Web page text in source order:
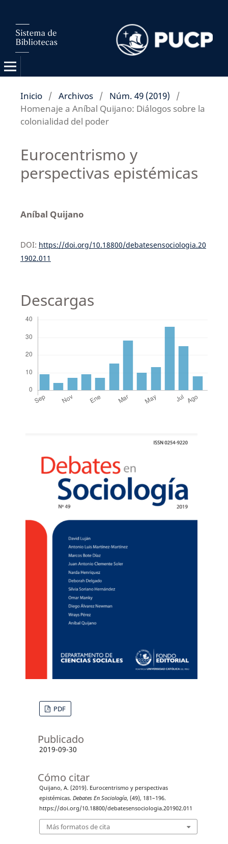
Inicio / Archivos / Núm. 49 (2019)
/
Homenaje a Aníbal Quijano: Diálogos sobre la
colonialidad del poder
Eurocentrismo y
perspectivas epistémicas
Aníbal Quijano
DOI: https://doi.org/10.18800/debatesensociologia.20
1902.011
Descargas
PDF
Publicado
2019-09-30
Cómo citar
Quijano, A. (2019). Eurocentrismo y perspectivas
epistémicas. Debates En Sociología, (49), 181–196.
https://doi.org/10.18800/debatesensociologia.201902.011
Más formatos de cita